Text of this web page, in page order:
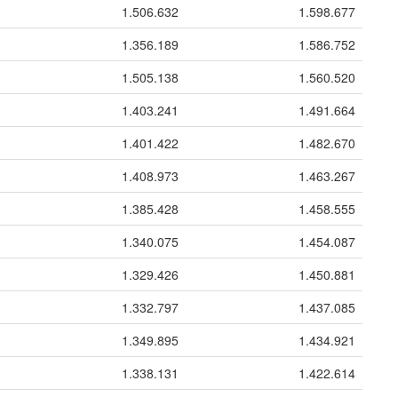
1.506.632
1.598.677
1.356.189
1.586.752
1.505.138
1.560.520
1.403.241
1.491.664
1.401.422
1.482.670
1.408.973
1.463.267
1.385.428
1.458.555
1.340.075
1.454.087
1.329.426
1.450.881
1.332.797
1.437.085
1.349.895
1.434.921
1.338.131
1.422.614